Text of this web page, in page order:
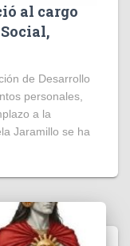
al cargo
de Desarrollo
personales,
a la
Jaramillo se ha